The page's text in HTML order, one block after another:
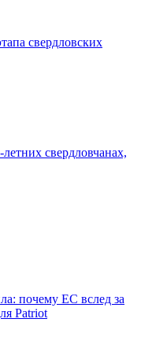
свердловских
свердловчанах,
почему ЕС вслед за
Patriot